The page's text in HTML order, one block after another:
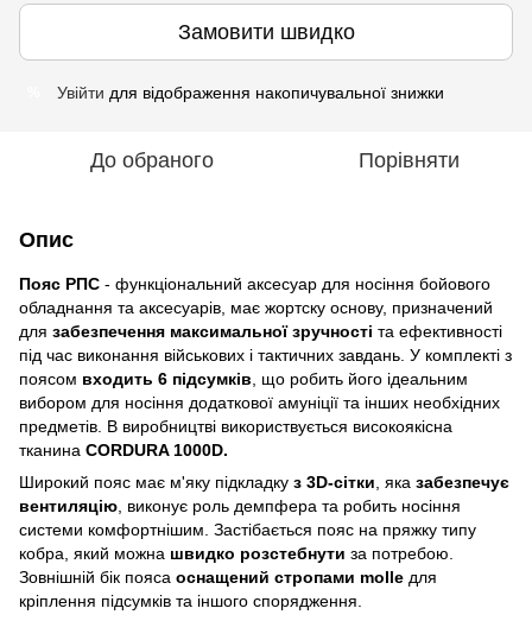
Замовити швидко
Увійти для відображення накопичувальної знижки
До обраного Порівняти
Опис
Пояс РПС - функціональний аксесуар для носіння бойового
обладнання та аксесуарів, має жортску основу, призначений
для забезпечення максимальної зручності та ефективності
під час виконання військових і тактичних завдань. У комплекті з
поясом входить 6 підсумків , що робить його ідеальним
вибором для носіння додаткової амуніції та інших необхідних
предметів. В виробництві використвується високоякісна
тканина CORDURA 1000D.
Широкий пояс має м'яку підкладку з 3D-сітки , яка забезпечує
вентиляцію , виконує роль демпфера та робить носіння
системи комфортнішим. Застібається пояс на пряжку типу
кобра, який можна швидко розстебнути за потребою.
Зовнішній бік пояса оснащений стропами molle для
кріплення підсумків та іншого спорядження.